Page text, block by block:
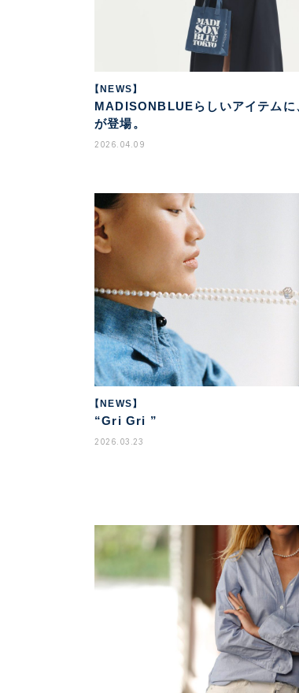
【NEWS】
MADISONBLUEらしいアイテムに
が登場。
2026.04.09
【NEWS】
“Gri Gri ”
2026.03.23